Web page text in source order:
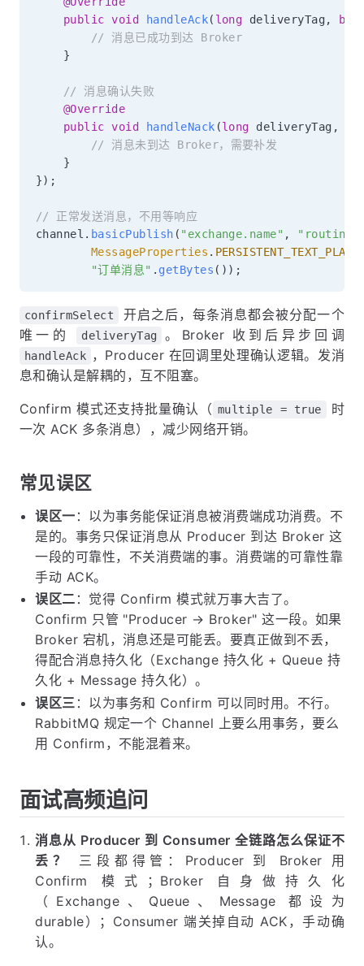
public void handleAck( long deliveryTag,
// 消息已成功到达 Broker
}
// 消息确认失败
@Override
public void handleNack (long deliveryTag ,
// 消息未到达 Broker，需要补发
}
}) ;
// 正常发送消息，不用等响应
channel . basicPublish ( "exchange.name" ,
MessageProperties . PERSISTENT_TEXT_PLAIN
"订单消息" . getBytes ( ) ) ;
confirmSelect
开启之后，每条消息都会被分配一个
唯一的
deliveryTag 。Broker 收到后异步回调
handleAck ，Producer 在回调里处理确认逻辑。发消
息和确认是解耦的，互不阻塞。
Confirm 模式还支持批量确认（ multiple = true
时
一次 ACK 多条消息），减少网络开销。
常见误区
误区一 ：以为事务能保证消息被消费端成功消费。不
是的。事务只保证消息从 Producer 到达 Broker 这
一段的可靠性，不关消费端的事。消费端的可靠性靠
手动 ACK。
误区二 ：觉得 Confirm 模式就万事大吉了。
Confirm 只管 "Producer → Broker" 这一段。如果
Broker 宕机，消息还是可能丢。要真正做到不丢，
得配合消息持久化（Exchange 持久化 + Queue 持
久化 + Message 持久化）。
误区三 ：以为事务和 Confirm 可以同时用。不行。
RabbitMQ 规定一个 Channel 上要么用事务，要么
用 Confirm，不能混着来。
面试高频追问
消息从 Producer 到 Consumer 全链路怎么保证不
丢？
三段都得管：Producer 到 Broker 用
Confirm 模式；Broker 自身做持久化
（Exchange、Queue、Message 都设为
durable）；Consumer 端关掉自动 ACK，手动确
认。